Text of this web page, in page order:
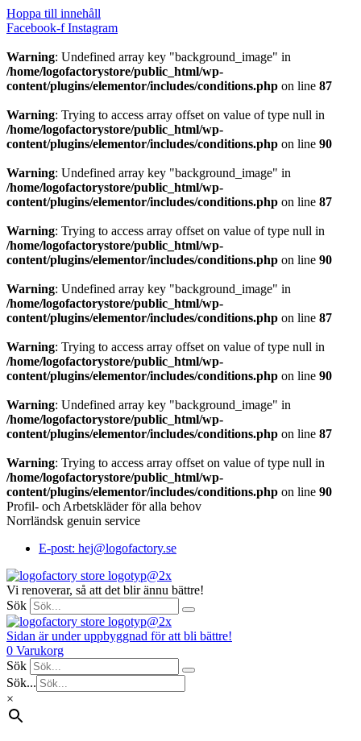
Hoppa till innehåll
Facebook-f Instagram
Warning: Undefined array key "background_image" in
/home/logofactorystore/public_html/wp-
content/plugins/elementor/includes/conditions.php on line 87
Warning: Trying to access array offset on value of type null in
/home/logofactorystore/public_html/wp-
content/plugins/elementor/includes/conditions.php on line 90
Warning: Undefined array key "background_image" in
/home/logofactorystore/public_html/wp-
content/plugins/elementor/includes/conditions.php on line 87
Warning: Trying to access array offset on value of type null in
/home/logofactorystore/public_html/wp-
content/plugins/elementor/includes/conditions.php on line 90
Warning: Undefined array key "background_image" in
/home/logofactorystore/public_html/wp-
content/plugins/elementor/includes/conditions.php on line 87
Warning: Trying to access array offset on value of type null in
/home/logofactorystore/public_html/wp-
content/plugins/elementor/includes/conditions.php on line 90
Warning: Undefined array key "background_image" in
/home/logofactorystore/public_html/wp-
content/plugins/elementor/includes/conditions.php on line 87
Warning: Trying to access array offset on value of type null in
/home/logofactorystore/public_html/wp-
content/plugins/elementor/includes/conditions.php on line 90
Profil- och Arbetskläder för alla behov
Norrländsk genuin service
E-post: hej@logofactory.se
Vi renoverar, så att det blir ännu bättre!
Sök
Sidan är under uppbyggnad för att bli bättre!
0 Varukorg
Sök
Sök...
×